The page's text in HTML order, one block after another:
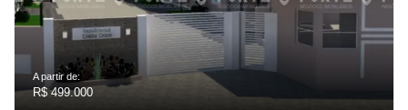
A partir de:
R$ 499.000